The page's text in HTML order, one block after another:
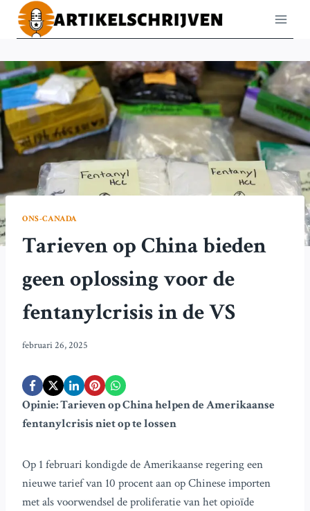
Doorgaan
naar
ONS-CANADA
Tarieven op China bieden
geen oplossing voor de
fentanylcrisis in de VS
februari 26, 2025
Opinie: Tarieven op China helpen de Amerikaanse
fentanylcrisis niet op te lossen
Op 1 februari kondigde de Amerikaanse regering een
nieuwe tarief van 10 procent aan op Chinese importen
met als voorwendsel de proliferatie van het opioïde